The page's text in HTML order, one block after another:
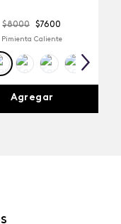
$8000 $7600
Pimienta Caliente
Agregar